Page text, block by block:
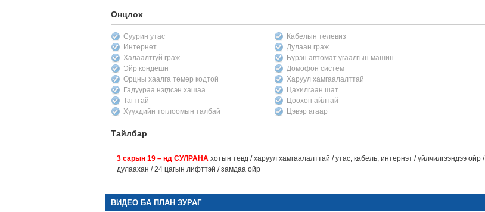
Онцлох
Суурин утас
Кабелын телевиз
Интернет
Дулаан граж
Халаалтгүй граж
Бүрэн автомат угаалгын машин
Эйр кондешн
Домофон систем
Орцны хаалга төмөр кодтой
Харуул хамгаалалттай
Гадуураа нэгдсэн хашаа
Цахилгаан шат
Тагттай
Цөөхөн айлтай
Хүүхдийн тоглоомын талбай
Цэвэр агаар
Тайлбар
3 сарын 19 – нд СУЛРАНА хотын төвд / харуул хамгаалалттай / утас, кабель, интернэт / үйлчилгээндээ ойр /
дулаахан / 24 цагын лифттэй / замдаа ойр
ВИДЕО БА ПЛАН ЗУРАГ